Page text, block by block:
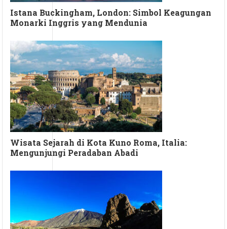
Istana Buckingham, London: Simbol Keagungan
Monarki Inggris yang Mendunia
Wisata Sejarah di Kota Kuno Roma, Italia:
Mengunjungi Peradaban Abadi